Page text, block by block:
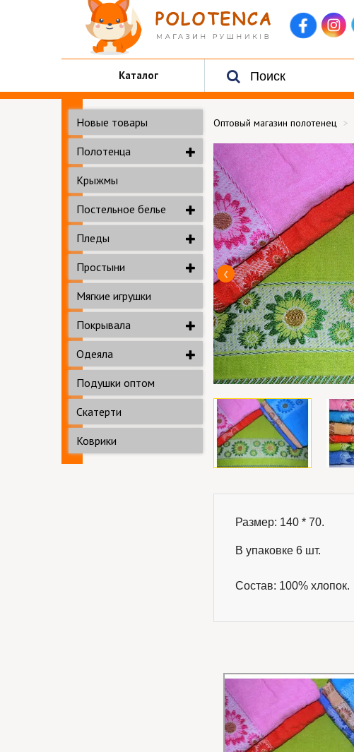
Каталог
Новые товары
Полотенца
Крыжмы
Постельное белье
Пледы
Простыни
Мягкие игрушки
Покрывала
Одеяла
Подушки оптом
Скатерти
Коврики
Оптовый магазин полотенец
Размер: 140 * 70.
В упаковке 6 шт.
Состав: 100% хлопок.